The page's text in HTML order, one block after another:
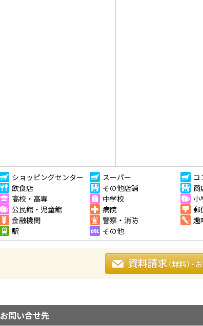
ショッピングセンター スーパー コ
飲食店
その他店舗 商
高校・高専
中学校 小
公民館・児童館
病院 郵
金融機関
警察・消防 趣
駅
その他
お問い合せ先